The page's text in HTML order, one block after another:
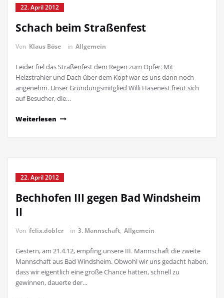
22. April 2012
Schach beim Straßenfest
Von Klaus Böse in Allgemein
Leider fiel das Straßenfest dem Regen zum Opfer. Mit
Heizstrahler und Dach über dem Kopf war es uns dann noch
angenehm. Unser Gründungsmitglied Willi Hasenest freut sich
auf Besucher, die…
Weiterlesen
22. April 2012
Bechhofen III gegen Bad Windsheim
II
Von felix.dobler in 3. Mannschaft, Allgemein
Gestern, am 21.4.12, empfing unsere III. Mannschaft die zweite
Mannschaft aus Bad Windsheim. Obwohl wir uns gedacht haben,
dass wir eigentlich eine große Chance hatten, schnell zu
gewinnen, dauerte der…